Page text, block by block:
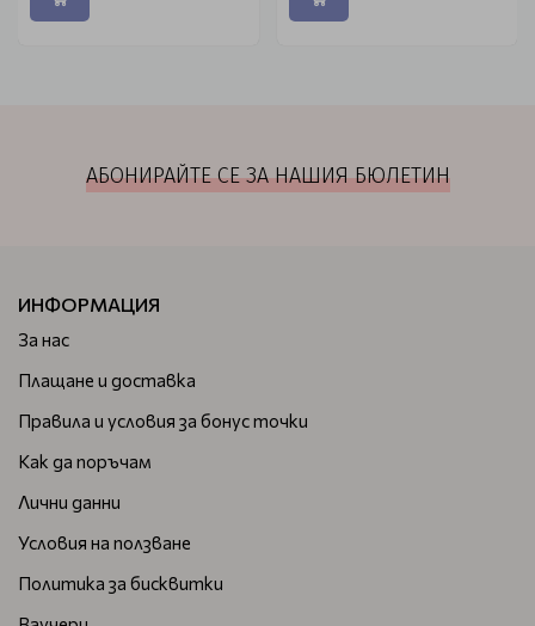
АБОНИРАЙТЕ СЕ ЗА НАШИЯ БЮЛЕТИН
ИНФОРМАЦИЯ
За нас
Плащане и доставка
Правила и условия за бонус точки
Как да поръчам
Лични данни
Условия на ползване
Политика за бисквитки